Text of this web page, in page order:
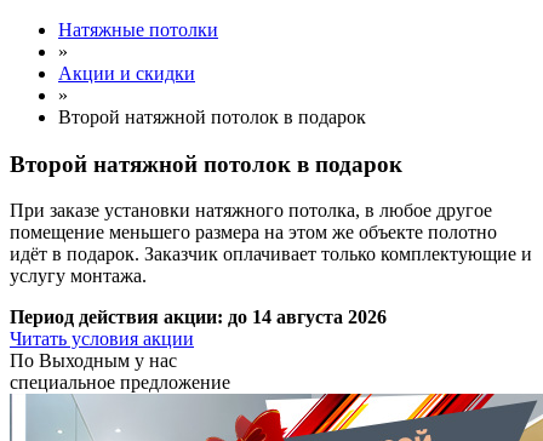
Натяжные потолки
»
Акции и скидки
»
Второй натяжной потолок в подарок
Второй натяжной потолок в подарок
При заказе установки натяжного потолка, в любое другое
помещение меньшего размера на этом же объекте полотно
идёт в подарок. Заказчик оплачивает только комплектующие и
услугу монтажа.
Период действия акции: до 14 августа 2026
Читать условия акции
По Выходным у нас
специальное предложение